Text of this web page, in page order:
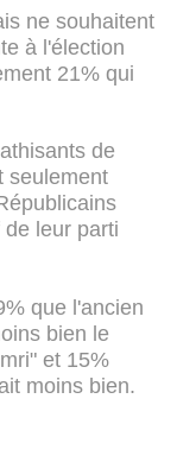
ne souhaitent
à l'élection
21% qui
de
seulement
leur parti
que l'ancien
bien le
et 15%
moins bien.